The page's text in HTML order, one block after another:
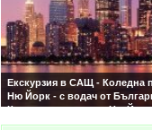
Екскурзия в САЩ - Коледна
Ню Йорк - с водач от
Коледна приказка в Ню
нощувки в централно